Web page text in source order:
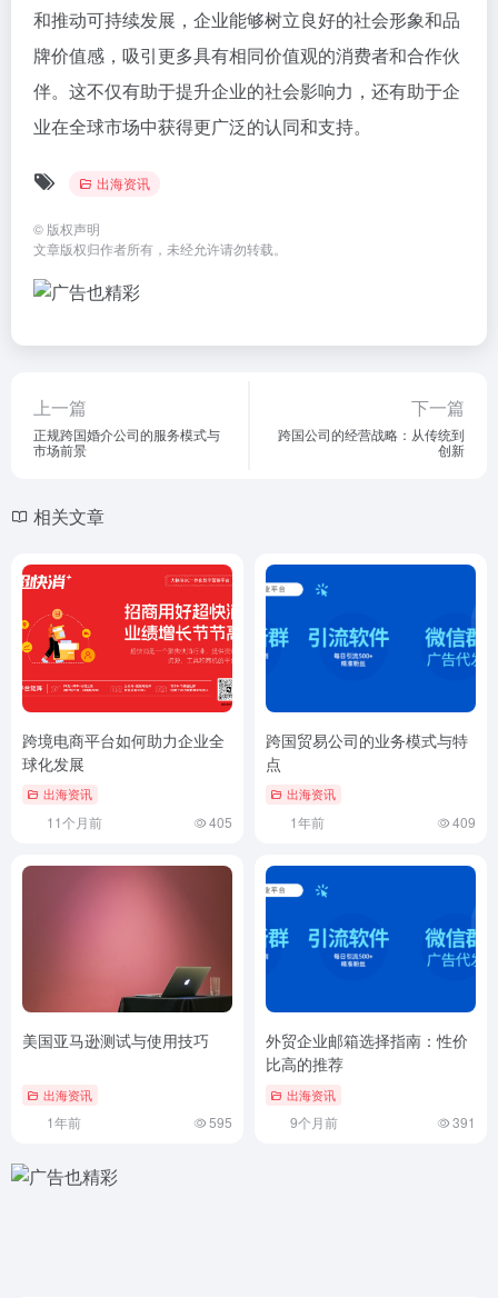
和推动可持续发展，企业能够树立良好的社会形象和品
牌价值感，吸引更多具有相同价值观的消费者和合作伙
伴。这不仅有助于提升企业的社会影响力，还有助于企
业在全球市场中获得更广泛的认同和支持。
出海资讯
© 版权声明
文章版权归作者所有，未经允许请勿转载。
上一篇
正规跨国婚介公司的服务模式与
市场前景
下一篇
跨国公司的经营战略：从传统到
创新
相关文章
跨境电商平台如何助力企业全
球化发展
出海资讯
11个月前 405
跨国贸易公司的业务模式与特
点
出海资讯
1年前 409
美国亚马逊测试与使用技巧
出海资讯
1年前 595
外贸企业邮箱选择指南：性价
比高的推荐
出海资讯
9个月前 391